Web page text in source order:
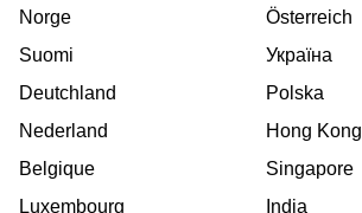
Norge
Suomi
Deutchland
Nederland
Belgique
Luxembourg
Österreich
Україна
Polska
Hong Kong
Singapore
India